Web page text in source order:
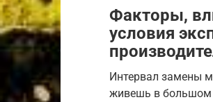
Факторы,
условия
Интервал замены
живешь в большом